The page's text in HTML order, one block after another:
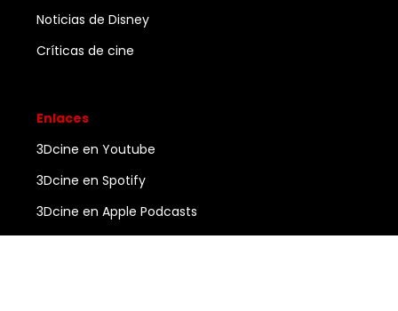
Noticias de Disney
Críticas de cine
Enlaces
3Dcine en Youtube
3Dcine en Spotify
3Dcine en Apple Podcasts